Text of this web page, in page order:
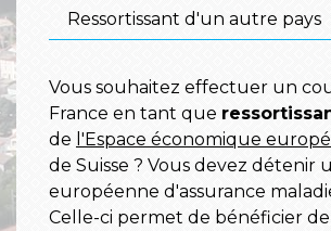
Ressortissant d'un autre pays
Vous souhaitez effectuer un
France en tant que
de l'Espace économique
de Suisse ? Vous devez détenir
européenne d'assurance
Celle-ci permet de bénéficier de